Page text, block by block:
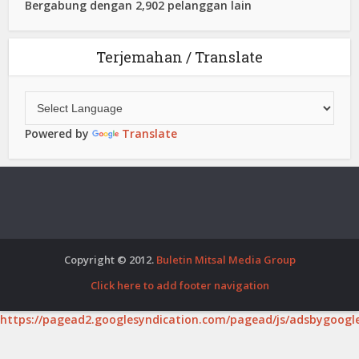
Bergabung dengan 2,902 pelanggan lain
Terjemahan / Translate
Powered by Translate
Copyright © 2012. Buletin Mitsal Media Group
Click here to add footer navigation
https://pagead2.googlesyndication.com/pagead/js/